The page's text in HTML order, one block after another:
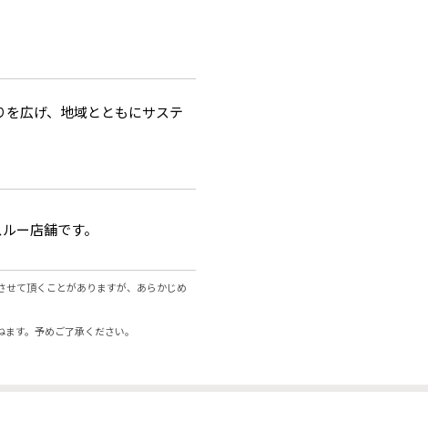
広げ、地域とともにサステ
ー店舗です。
て頂くことがありますが、あらかじめ
す。予めご了承ください。